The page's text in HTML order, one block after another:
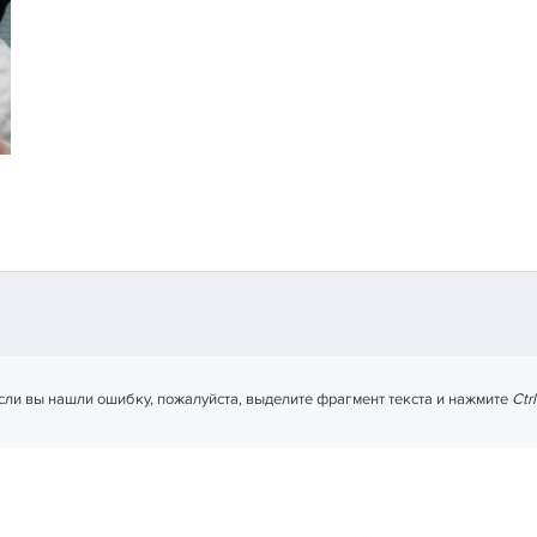
вы нашли ошибку, пожалуйста, выделите фрагмент текста и нажмите